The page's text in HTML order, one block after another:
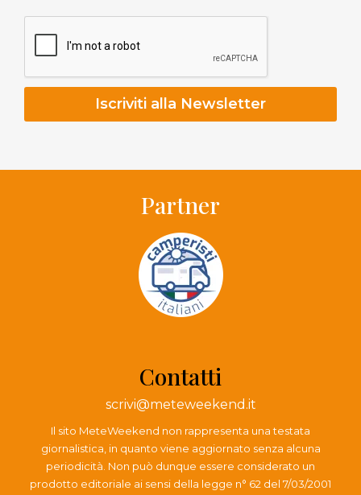
Partner
Contatti
scrivi@meteweekend.it
Il sito MeteWeekend non rappresenta una testata
giornalistica, in quanto viene aggiornato senza alcuna
periodicità. Non può dunque essere considerato un
prodotto editoriale ai sensi della legge n° 62 del 7/03/2001